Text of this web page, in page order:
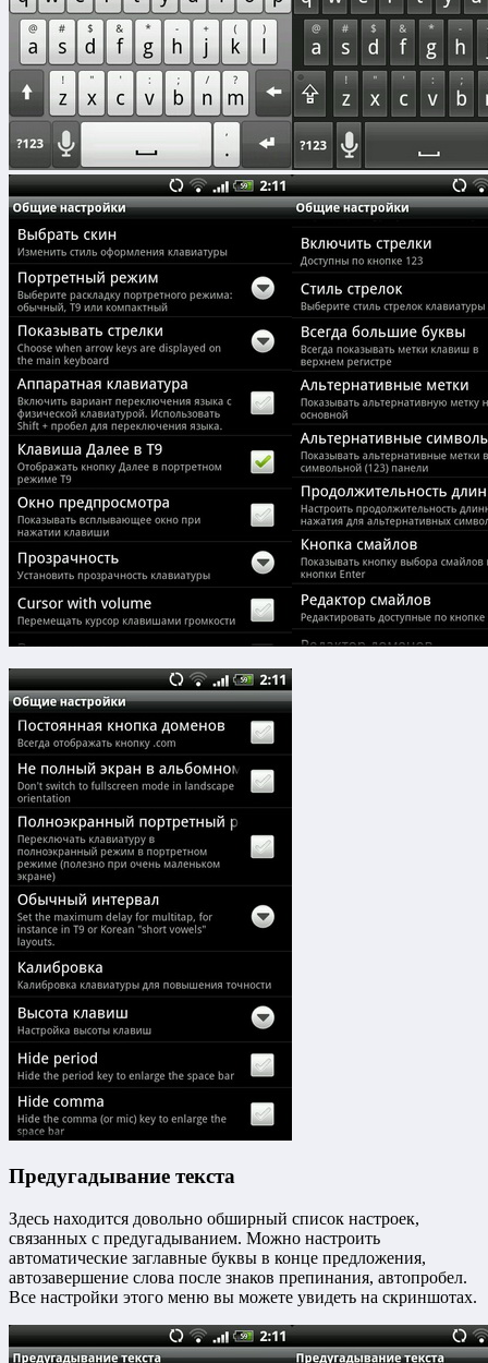
Предугадывание текста
Здесь находится довольно обширный список настроек,
связанных с предугадыванием. Можно настроить
автоматические заглавные буквы в конце предложения,
автозавершение слова после знаков препинания, автопробел.
Все настройки этого меню вы можете увидеть на скриншотах.